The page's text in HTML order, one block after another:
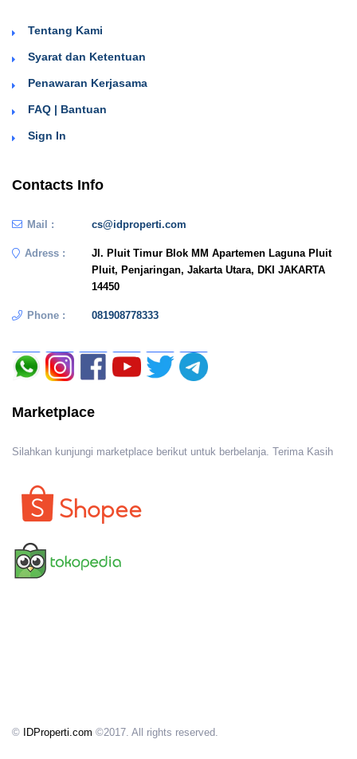
Tentang Kami
Syarat dan Ketentuan
Penawaran Kerjasama
FAQ | Bantuan
Sign In
Contacts Info
Mail : cs@idproperti.com
Adress :
Jl. Pluit Timur Blok MM Apartemen Laguna Pluit
Pluit, Penjaringan, Jakarta Utara, DKI JAKARTA
14450
Phone : 081908778333
Marketplace
Silahkan kunjungi marketplace berikut untuk berbelanja. Terima Kasih
© IDProperti.com ©2017. All rights reserved.